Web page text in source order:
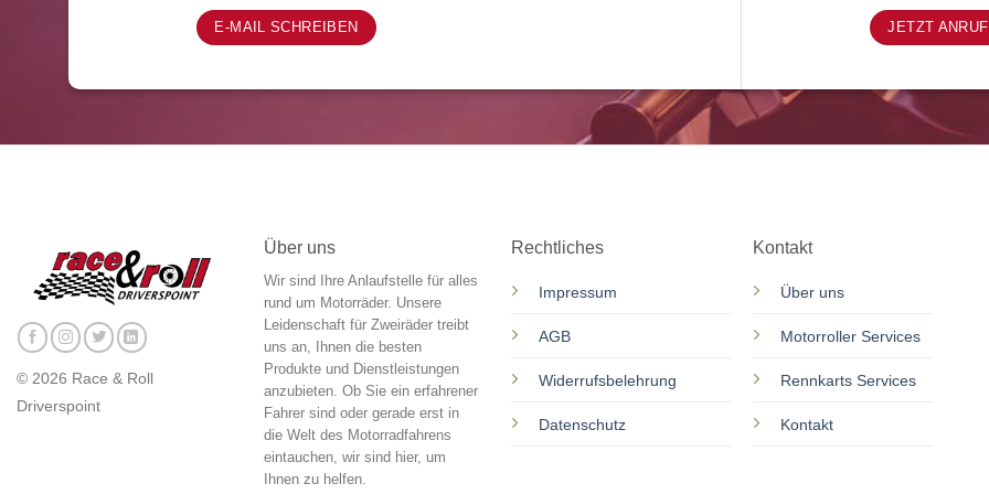
E-MAIL SCHREIBEN JETZT
© 2026 Race & Roll
Driverspoint
Über uns
Wir sind Ihre Anlaufstelle für alles
rund um Motorräder. Unsere
Leidenschaft für Zweiräder treibt
uns an, Ihnen die besten
Produkte und Dienstleistungen
anzubieten. Ob Sie ein erfahrener
Fahrer sind oder gerade erst in
die Welt des Motorradfahrens
eintauchen, wir sind hier, um
Ihnen zu helfen.
Rechtliches
Impressum
AGB
Widerrufsbelehrung
Datenschutz
Kontakt
Über uns
Motorroller Services
Rennkarts Services
Kontakt